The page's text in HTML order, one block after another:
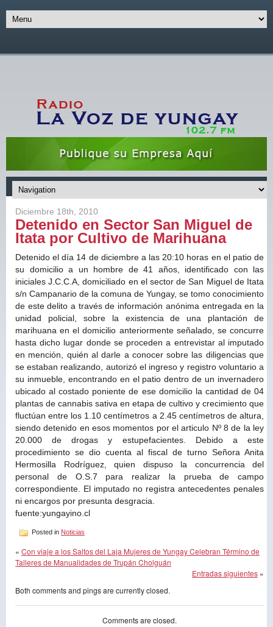
Diciembre 18th, 2010
Detenido en Sector San Miguel de
Itata por Cultivo de Marihuana
Detenido el día 14 de diciembre a las 20:10 horas en el patio de
su domicilio a un hombre de 41 años, identificado con las
iniciales J.C.C.A, domiciliado en el sector de San Miguel de Itata
s/n Campanario de la comuna de Yungay, se tomo conocimiento
de este delito a través de información anónima entregada en la
unidad policial, sobre la existencia de una plantación de
marihuana en el domicilio anteriormente señalado, se concurre
hasta dicho lugar donde se proceden a entrevistar al imputado
en mención, quién al darle a conocer sobre las diligencias que
se estaban realizando, autorizó el ingreso y registro voluntario a
su inmueble, encontrando en el patio dentro de un invernadero
ubicado al costado poniente de ese domicilio la cantidad de 04
plantas de cannabis sativa en etapa de cultivo y crecimiento que
fluctúan entre los 1.10 centímetros a 2.45 centímetros de altura,
siendo detenido en esos momentos por el articulo Nº 8 de la ley
20.000 de drogas y estupefacientes. Debido a este
procedimiento se dio cuenta al fiscal de turno Señora Anita
Hermosilla Rodríguez, quien dispuso la concurrencia del
personal de O.S.7 para realizar la prueba de campo
correspondiente. El imputado no registra antecedentes penales
ni encargos por presunta desgracia.
fuente:yungayino.cl
Posted in Noticias
« Con viaje a los Saltos del Laja Mujeres de Yungay Celebran Término de
Talleres de Manualidades de Trupán Cholguán
Entradas siguientes »
Both comments and pings are currently closed.
Comments are closed.